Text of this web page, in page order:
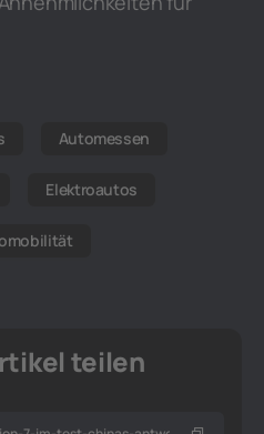
Automessen
Elektroautos
teilen